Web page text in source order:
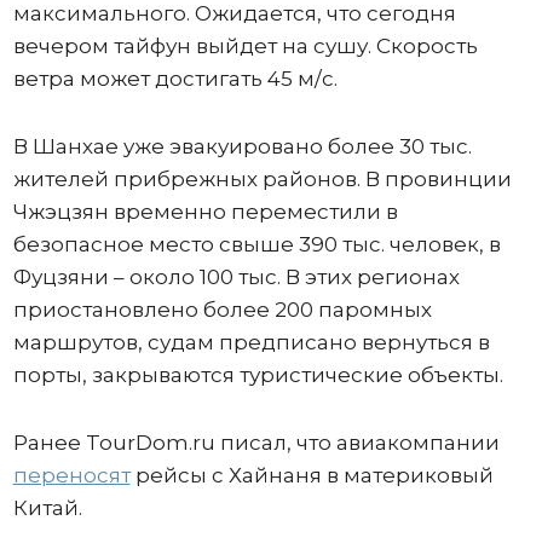
максимального. Ожидается, что сегодня
вечером тайфун выйдет на сушу. Скорость
ветра может достигать 45 м/с.
В Шанхае уже эвакуировано более 30 тыс.
жителей прибрежных районов. В провинции
Чжэцзян временно переместили в
безопасное место свыше 390 тыс. человек, в
Фуцзяни – около 100 тыс. В этих регионах
приостановлено более 200 паромных
маршрутов, судам предписано вернуться в
порты, закрываются туристические объекты.
Ранее TourDom.ru писал, что авиакомпании
переносятрейсы с Хайнаня в материковый
Китай.